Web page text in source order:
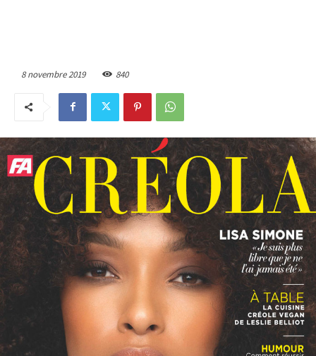
8 novembre 2019 840